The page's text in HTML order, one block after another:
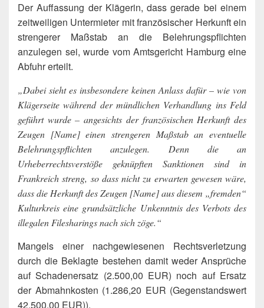
Der Auffassung der Klägerin, dass gerade bei einem
zeitweiligen Untermieter mit französischer Herkunft ein
strengerer Maßstab an die Belehrungspflichten
anzulegen sei, wurde vom Amtsgericht Hamburg eine
Abfuhr erteilt.
„Dabei sieht es insbesondere keinen Anlass dafür – wie von
Klägerseite während der mündlichen Verhandlung ins Feld
geführt wurde – angesichts der französischen Herkunft des
Zeugen [Name] einen strengeren Maßstab an eventuelle
Belehrungspflichten anzulegen. Denn die an
Urheberrechtsverstöße geknüpften Sanktionen sind in
Frankreich streng, so dass nicht zu erwarten gewesen wäre,
dass die Herkunft des Zeugen [Name] aus diesem „fremden“
Kulturkreis eine grundsätzliche Unkenntnis des Verbots des
illegalen Filesharings nach sich zöge.“
Mangels einer nachgewiesenen Rechtsverletzung
durch die Beklagte bestehen damit weder Ansprüche
auf Schadenersatz (2.500,00 EUR) noch auf Ersatz
der Abmahnkosten (1.286,20 EUR (Gegenstandswert
42.500,00 EUR)).